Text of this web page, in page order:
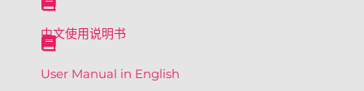
中文使用说明书
User Manual in English